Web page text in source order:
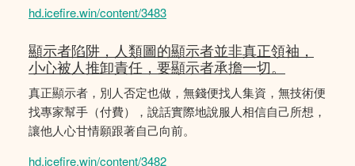
hd.icefire.win/content/3483
顯示者陷阱，人類圖的顯示者並非真正領袖，
小心被人推卸責任，要顯示者承擔一切。
真正顯示者，別人否定也做，無錢便找人集資，無技術便
找專家幫手（付費），說話實際地說服人相信自己所想，
讓他人心甘情願跟著自己向前。
hd.icefire.win/content/3482